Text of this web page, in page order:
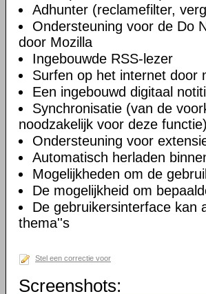
Adhunter (reclamefilter,
Ondersteuning voor de Do
door Mozilla
Ingebouwde RSS-lezer
Surfen op het internet door
Een ingebouwd digitaal
Synchronisatie (van de
noodzakelijk voor deze functie)
Ondersteuning voor
Automatisch herladen
Mogelijkheden om de
De mogelijkheid om
De gebruikersinterface kan
thema''s
Stel een correctie voor
Screenshots: